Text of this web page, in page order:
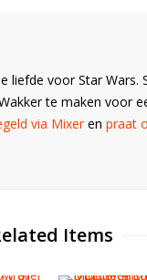
liefde voor Star Wars.
te maken voor
via Mixeren praat
Items